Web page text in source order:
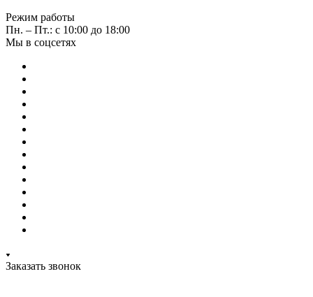
Режим работы
Пн. – Пт.: с 10:00 до 18:00
Мы в соцсетях
Заказать звонок